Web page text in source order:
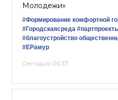
Молодежи»
#Формирование комфортной
#Городскаясреда
#благоустройство
#ЕРамур
Сегодня 06:37